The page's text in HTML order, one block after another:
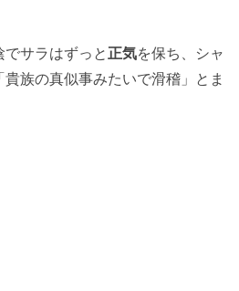
サラはずっと 正気を保ち、シャ
族の真似事みたいで滑稽」とま